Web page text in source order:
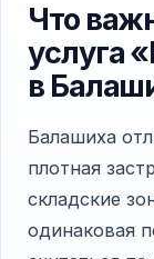
Что
услуга
в
Балашиха
плотная
складские
одинаковая